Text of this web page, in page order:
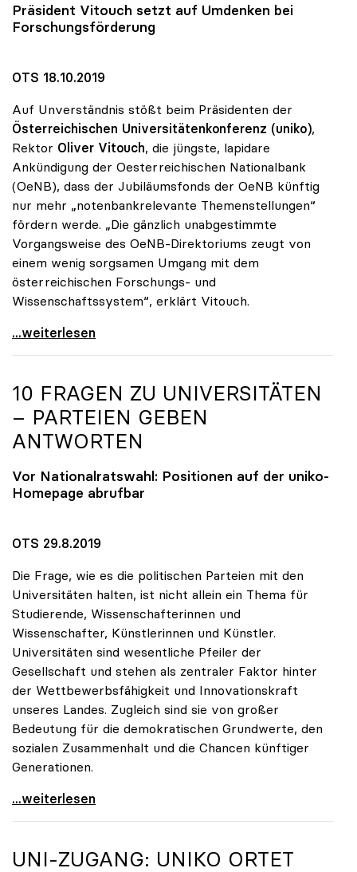
Präsident Vitouch setzt auf Umdenken bei
Forschungsförderung
OTS 18.10.2019
Auf Unverständnis stößt beim Präsidenten der
Österreichischen Universitätenkonferenz (uniko),
Rektor Oliver Vitouch, die jüngste, lapidare
Ankündigung der Oesterreichischen Nationalbank
(OeNB), dass der Jubiläumsfonds der OeNB künftig
nur mehr „notenbankrelevante Themenstellungen“
fördern werde. „Die gänzlich unabgestimmte
Vorgangsweise des OeNB-Direktoriums zeugt von
einem wenig sorgsamen Umgang mit dem
österreichischen Forschungs- und
Wissenschaftssystem“, erklärt Vitouch.
OeNB-Jubiläumsfonds: uniko-Kritik an „wenig
...weiterlesen
10 FRAGEN ZU UNIVERSITÄTEN
– PARTEIEN GEBEN
ANTWORTEN
Vor Nationalratswahl: Positionen auf der uniko-
Homepage abrufbar
OTS 29.8.2019
Die Frage, wie es die politischen Parteien mit den
Universitäten halten, ist nicht allein ein Thema für
Studierende, Wissenschafterinnen und
Wissenschafter, Künstlerinnen und Künstler.
Universitäten sind wesentliche Pfeiler der
Gesellschaft und stehen als zentraler Faktor hinter
der Wettbewerbsfähigkeit und Innovationskraft
unseres Landes. Zugleich sind sie von großer
Bedeutung für die demokratischen Grundwerte, den
sozialen Zusammenhalt und die Chancen künftiger
Generationen.
10 Fragen zu Universitäten – Parteien geben
...weiterlesen
UNI-ZUGANG: UNIKO ORTET